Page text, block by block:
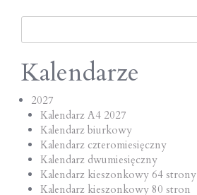
Szukaj
Kalendarze
2027
Kalendarz A4 2027
Kalendarz biurkowy
Kalendarz czteromiesięczny
Kalendarz dwumiesięczny
Kalendarz kieszonkowy 64 strony
Kalendarz kieszonkowy 80 stron